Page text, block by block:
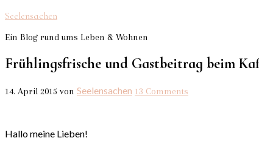
Seelensachen
Ein Blog rund ums Leben & Wohnen
Frühlingsfrische und Gastbeitrag beim
14. April 2015 von Seelensachen 13 Comments
Hallo meine Lieben!